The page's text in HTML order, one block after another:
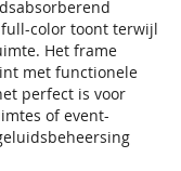
color toont terwijl
Het frame
met functionele
perfect is voor
of event-